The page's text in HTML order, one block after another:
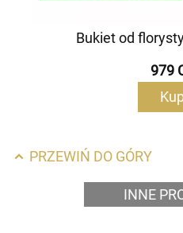
Bukiet od
979
PRZEWIŃ DO GÓRY
INNE